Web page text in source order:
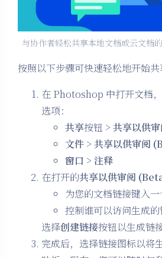
与协作者轻松共享本地文档或云文档
按照以下步骤可快速轻松地开始共
在 Photoshop 中打开文档
选项：
共享按钮 > 共享以供
文件 > 共享以供审阅
窗口 > 注释
在打开的共享以供审阅
为您的文档链接键入
控制谁可以访问生成的
选择创建链接按钮以生成链接
完成后，选择链接图标以将